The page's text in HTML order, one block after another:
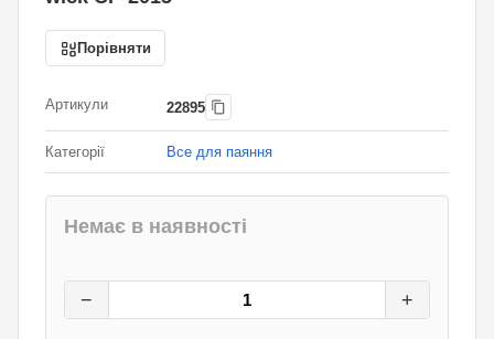
Порівняти
Артикули 22895
Категорії Все для паяння
Немає в наявності
− +